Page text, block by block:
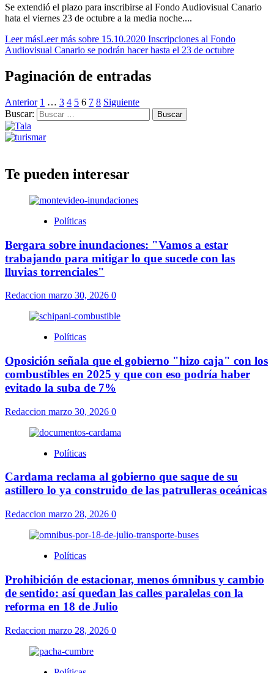
Se extendió el plazo para inscribirse al Fondo Audiovisual Canario
hata el viernes 23 de octubre a la media noche....
Leer másLeer más sobre 15.10.2020 Inscripciones al Fondo
Audiovisual Canario se podrán hacer hasta el 23 de octubre
Paginación de entradas
Anterior 1 … 3 4 5 6 7 8 Siguiente
Buscar:
Te pueden interesar
Políticas
Bergara sobre inundaciones: "Vamos a estar
trabajando para mitigar lo que sucede con las
lluvias torrenciales"
Redaccion marzo 30, 2026 0
Políticas
Oposición señala que el gobierno "hizo caja" con los
combustibles en 2025 y que con eso podría haber
evitado la suba de 7%
Redaccion marzo 30, 2026 0
Políticas
Cardama reclama al gobierno que saque de su
astillero lo ya construido de las patrulleras oceánicas
Redaccion marzo 28, 2026 0
Políticas
Prohibición de estacionar, menos ómnibus y cambio
de sentido: así quedan las calles paralelas con la
reforma en 18 de Julio
Redaccion marzo 28, 2026 0